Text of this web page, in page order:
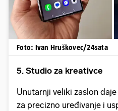
Foto: Ivan Hruškovec/24sata
5. Studio za kreativce
Unutarnji veliki zaslon
za precizno uređivanje i